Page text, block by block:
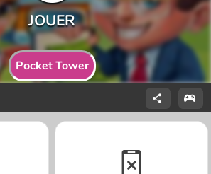
Pocket Tower